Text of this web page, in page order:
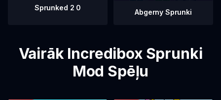
Sprunked 2 0
Abgerny Sprunki
Vairāk Incredibox Sprunki
Mod Spēļu